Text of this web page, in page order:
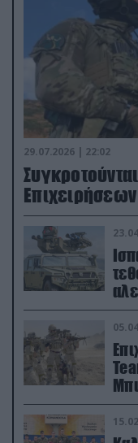
29.07.2026 | 22:02